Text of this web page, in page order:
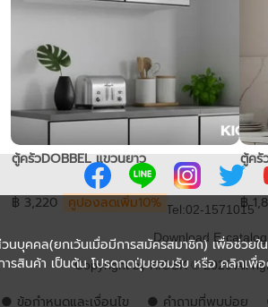
ตู้ครัวDOBBEL แขวนยาว
฿ 3,220 คูปองลดเพิ่ม10%
ตู้ครั
฿
Tel:02-1571015
Download E-catalog
Copyright by KIOSK © 2020 All
● ข้อกำหนดและเงื่อนไข ● คำถามที่พบบ่อย
นบุคคล(ยกเว้นเมื่อมีการสมัครสมาชิก) เพื่อช่วยใ
ารสินค้า เป็นต้น โปรดกดปุ่มยอมรับ หรือ คลิกเพื่อ